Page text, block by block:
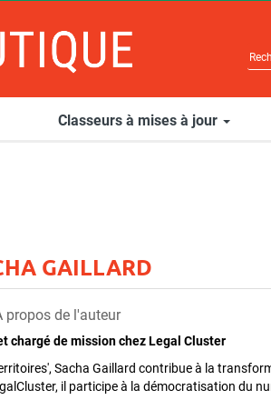
Classeurs à mises à jour
GAILLARD
propos de l'auteur
chargé de mission chez Legal Cluster
Sacha Gaillard contribue à la
il participe à la démocratisation du